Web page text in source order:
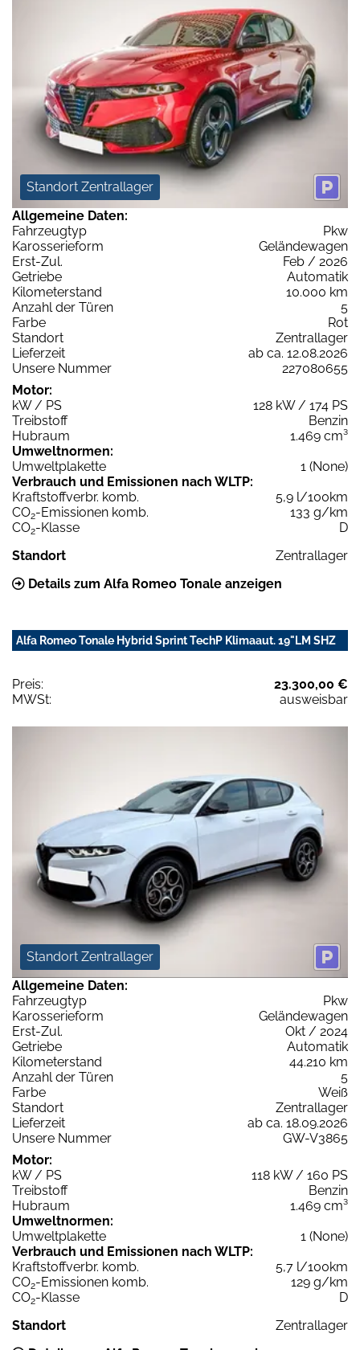
Standort Zentrallager
Allgemeine Daten:
Fahrzeugtyp
Pkw
Karosserieform
Geländewagen
Erst-Zul.
Feb / 2026
Getriebe
Automatik
Kilometerstand
10.000 km
Anzahl der Türen
5
Farbe
Rot
Standort
Zentrallager
Lieferzeit
ab ca. 12.08.2026
Unsere Nummer
227080655
Motor:
kW / PS
128 kW / 174 PS
Treibstoff
Benzin
Hubraum
1.469 cm³
Umweltnormen:
Umweltplakette
1 (None)
Verbrauch und Emissionen nach WLTP:
Kraftstoffverbr. komb.
5,9 l/100km
CO2-Emissionen komb.
133 g/km
CO2-Klasse
D
Standort
Zentrallager
Details zum Alfa Romeo Tonale anzeigen
Alfa Romeo Tonale Hybrid Sprint TechP Klimaaut. 19"LM SHZ
Preis:
23.300,00 €
MWSt:
ausweisbar
Standort Zentrallager
Allgemeine Daten:
Fahrzeugtyp
Pkw
Karosserieform
Geländewagen
Erst-Zul.
Okt / 2024
Getriebe
Automatik
Kilometerstand
44.210 km
Anzahl der Türen
5
Farbe
Weiß
Standort
Zentrallager
Lieferzeit
ab ca. 18.09.2026
Unsere Nummer
GW-V3865
Motor:
kW / PS
118 kW / 160 PS
Treibstoff
Benzin
Hubraum
1.469 cm³
Umweltnormen:
Umweltplakette
1 (None)
Verbrauch und Emissionen nach WLTP:
Kraftstoffverbr. komb.
5,7 l/100km
CO2-Emissionen komb.
129 g/km
CO2-Klasse
D
Standort
Zentrallager